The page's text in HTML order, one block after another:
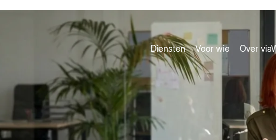
Diensten Voor wie Over